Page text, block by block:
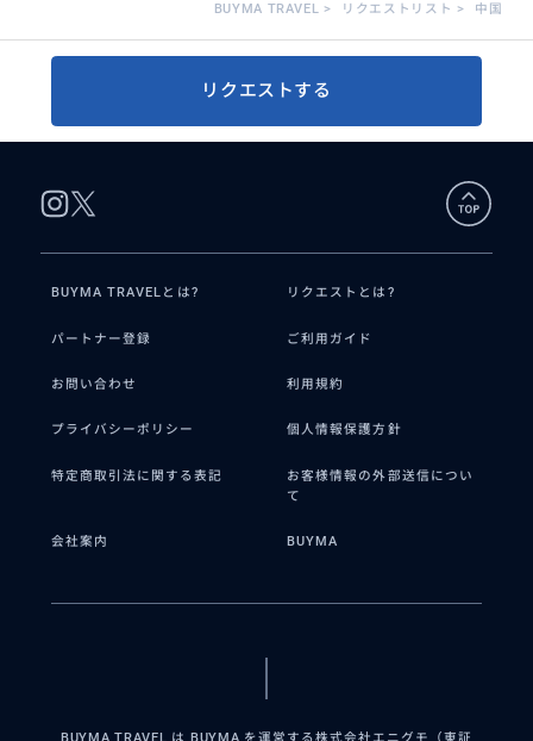
BUYMA TRAVEL > リクエストリスト > 中国
リクエストする
BUYMA TRAVELとは? リクエストとは?
パートナー登録 ご利用ガイド
お問い合わせ 利用規約
プライバシーポリシー 個人情報保護方針
特定商取引法に関する表記
お客様情報の外部送信につい
て
会社案内 BUYMA